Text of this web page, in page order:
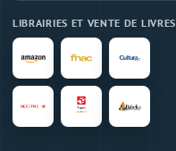
LIBRAIRIES ET VENTE DE LIVRES